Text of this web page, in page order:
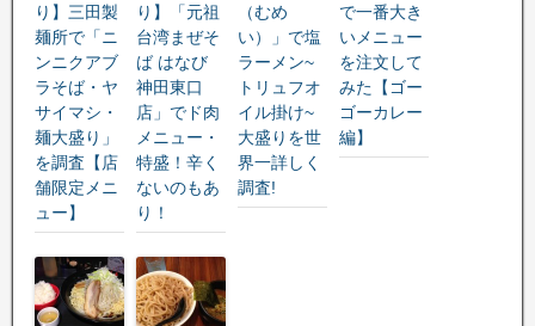
り】三田製
麺所で「ニ
ンニクアブ
ラそば・ヤ
サイマシ・
麺大盛り」
を調査【店
舗限定メニ
ュー】
り】「元祖
台湾まぜそ
ば はなび
神田東口
店」でド肉
メニュー・
特盛！辛く
ないのもあ
り！
（むめ
い）」で塩
ラーメン~
トリュフオ
イル掛け~
大盛りを世
界一詳しく
調査!
で一番大き
いメニュー
を注文して
みた【ゴー
ゴーカレー
編】